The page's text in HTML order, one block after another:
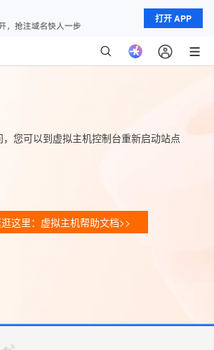
打开 APP
您可以到虚拟主机控制台重新启动站点
这里：虚拟主机帮助文档>>